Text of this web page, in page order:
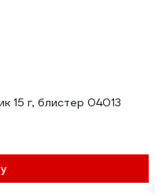
15 г, блистер 04013